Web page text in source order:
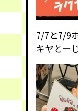
7/7と7/9
キヤとー